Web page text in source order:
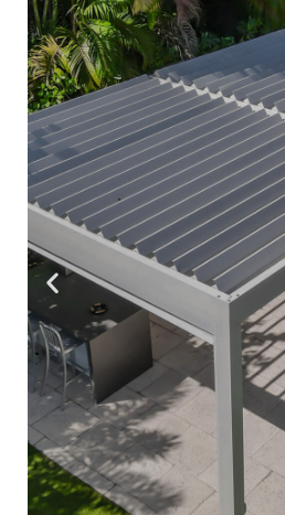
Fabricamos cubrimientos
solar de todo tipo y
domésticos y
cuentan con un
pensando en las
Conoce